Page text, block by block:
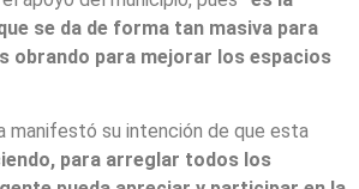
se da de forma tan masiva para
obrando para mejorar los espacios
manifestó su intención de que esta
para arreglar todos los